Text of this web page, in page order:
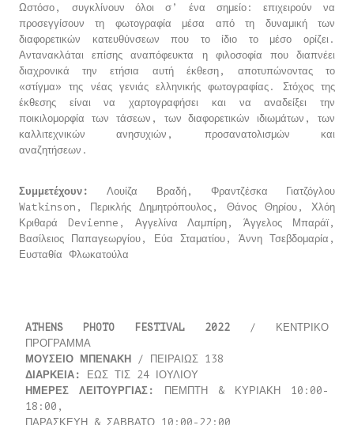
Ωστόσο, συγκλίνουν όλοι σ’ ένα σημείο: επιχειρούν να
προσεγγίσουν τη φωτογραφία μέσα από τη δυναμική των
διαφορετικών κατευθύνσεων που το ίδιο το μέσο ορίζει.
Αντανακλάται επίσης αναπόφευκτα η φιλοσοφία που διαπνέει
διαχρονικά την ετήσια αυτή έκθεση, αποτυπώνοντας το
«στίγμα» της νέας γενιάς ελληνικής φωτογραφίας. Στόχος της
έκθεσης είναι να χαρτογραφήσει και να αναδείξει την
ποικιλομορφία των τάσεων, των διαφορετικών ιδιωμάτων, των
καλλιτεχνικών ανησυχιών, προσανατολισμών και
αναζητήσεων.
Συμμετέχουν:Λουίζα Βραδή, Φραντζέσκα Γιατζόγλου
Watkinson, Περικλής Δημητρόπουλος, Θάνος Θηρίου, Χλόη
Κριθαρά Devienne, Αγγελίνα Λαμπίρη, Άγγελος Μπαράϊ,
Βασίλειος Παπαγεωργίου, Εύα Σταματίου, Άννη Τσεβδομαρία,
Ευσταθία Φλωκατούλα
ATHENS PHOTO FESTIVAL 2022
/ ΚΕΝΤΡΙΚΟ
ΠΡΟΓΡΑΜΜΑ
ΜΟΥΣΕΙΟ ΜΠΕΝΑΚΗ
/ ΠΕΙΡΑΙΩΣ 138
ΔΙΑΡΚΕΙΑ:
ΕΩΣ ΤΙΣ 24 ΙΟΥΛΙΟΥ
ΗΜΕΡΕΣ ΛΕΙΤΟΥΡΓΙΑΣ:
ΠΕΜΠΤΗ & ΚΥΡΙΑΚΗ 10:00-
18:00,
ΠΑΡΑΣΚΕΥΗ & ΣΑΒΒΑΤΟ 10:00-22:00